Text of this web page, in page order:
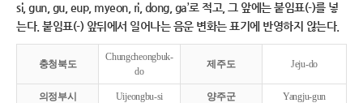
si, gun, gu, eup, myeon, ri, dong, ga’로 적고, 그 앞에는 붙임표(-)를 넣
는다. 붙임표(-) 앞뒤에서 일어나는 음운 변화는 표기에 반영하지 않는다.
충청북도
Chungcheongbuk-
do
제주도 Jeju-do
의정부시 Uijeongbu-si 양주군 Yangju-gun